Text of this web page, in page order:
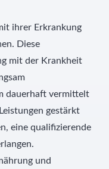
ihrer Erkrankung
Diese
mit der Krankheit
dauerhaft vermittelt
gestärkt
eine qualifizierende
und